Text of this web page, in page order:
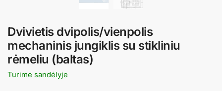
Dvivietis dvipolis/vienpolis
mechaninis jungiklis su stikliniu
rėmeliu (baltas)
Turime sandėlyje